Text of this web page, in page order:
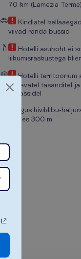
70 km (Lamezia Terme)
Kindlatel
viivad randa bussid
Hotelli asukoht ei
liikumisraskustega
Hotelli territoorium
erinevatel tasanditel ja
terrassidel
Kaugus kiviklibu-
umbes 300 m